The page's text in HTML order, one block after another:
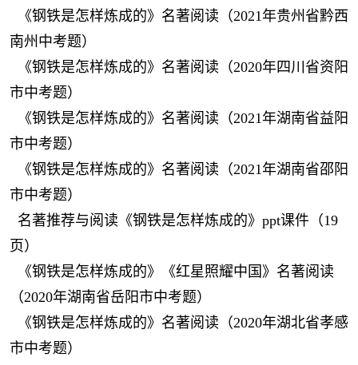
《钢铁是怎样炼成的》名著阅读（2021年贵州省黔西
南州中考题）
《钢铁是怎样炼成的》名著阅读（2020年四川省资阳
市中考题）
《钢铁是怎样炼成的》名著阅读（2021年湖南省益阳
市中考题）
《钢铁是怎样炼成的》名著阅读（2021年湖南省邵阳
市中考题）
名著推荐与阅读《钢铁是怎样炼成的》ppt课件（19
页）
《钢铁是怎样炼成的》《红星照耀中国》名著阅读
（2020年湖南省岳阳市中考题）
《钢铁是怎样炼成的》名著阅读（2020年湖北省孝感
市中考题）